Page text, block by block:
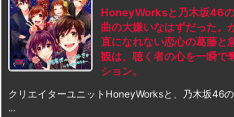
HoneyWorksと乃木坂46
曲の大嫌いなはずだった。
直になれない恋心の葛藤と
観は、聴く者の心を一瞬で
ション。
クリエイターユニットHoneyWorksと、乃木坂46
...